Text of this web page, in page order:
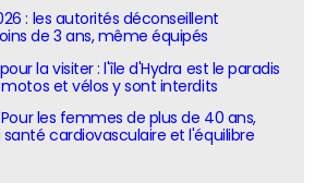
: les autorités déconseillent
de 3 ans, même équipés
la visiter : l'île d'Hydra est le paradis
et vélos y sont interdits
les femmes de plus de 40 ans,
cardiovasculaire et l'équilibre